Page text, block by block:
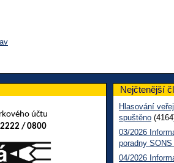
účtu
/ 0800
Nejčtenější
Hlasování
spuštěno
03/2026
poradny SONS
04/2026